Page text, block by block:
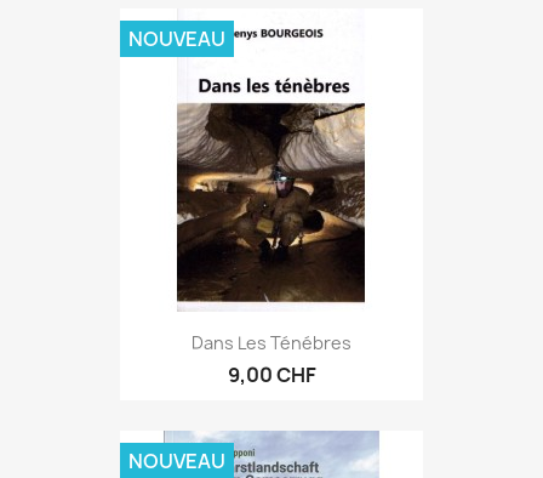
Dans Les Ténébres
9,00 CHF
NOUVEAU
NOUVEAU